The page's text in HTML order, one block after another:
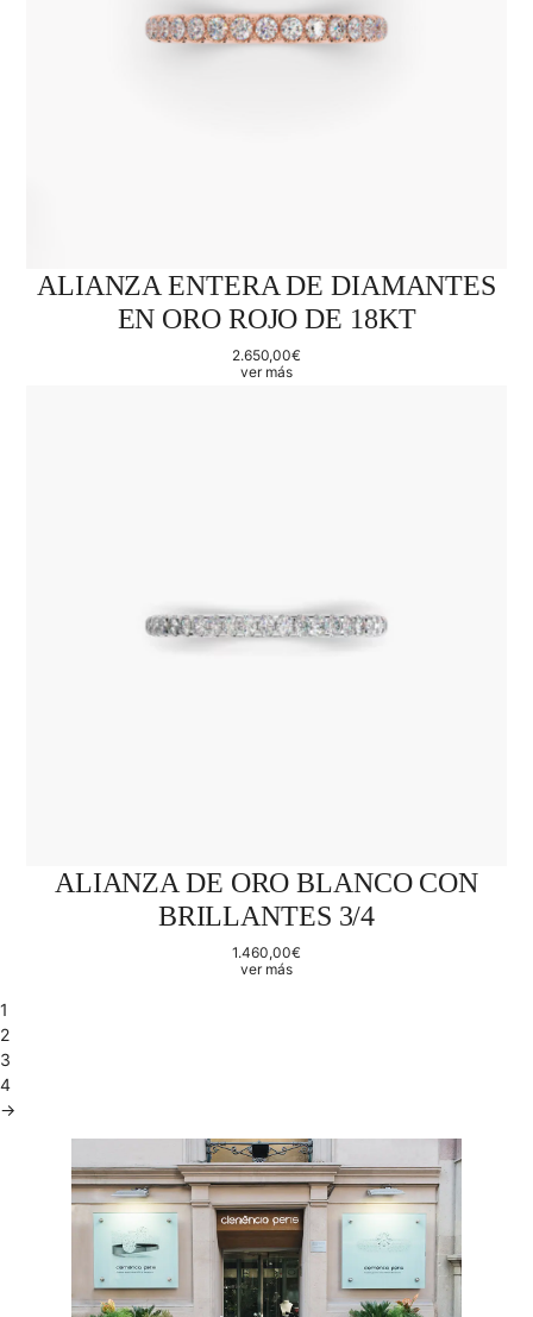
ALIANZA ENTERA DE DIAMANTES
EN ORO ROJO DE 18KT
2.650,00€
ver más
ALIANZA DE ORO BLANCO CON
BRILLANTES 3/4
1.460,00€
ver más
1
2
3
4
→